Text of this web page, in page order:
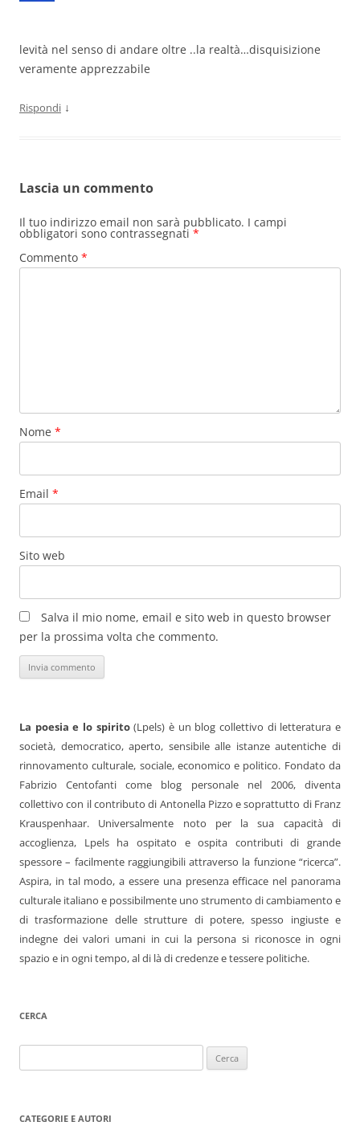
levità nel senso di andare oltre ..la realtà…disquisizione
veramente apprezzabile
Rispondi ↓
Lascia un commento
Il tuo indirizzo email non sarà pubblicato. I campi
obbligatori sono contrassegnati *
Commento *
Nome *
Email *
Sito web
Salva il mio nome, email e sito web in questo browser
per la prossima volta che commento.
La poesia e lo spirito(Lpels) è un blog collettivo di letteratura e
società, democratico, aperto, sensibile alle istanze autentiche di
rinnovamento culturale, sociale, economico e politico. Fondato da
Fabrizio Centofanti come blog personale nel 2006, diventa
collettivo con il contributo di Antonella Pizzo e soprattutto di Franz
Krauspenhaar. Universalmente noto per la sua capacità di
accoglienza, Lpels ha ospitato e ospita contributi di grande
spessore – facilmente raggiungibili attraverso la funzione “ricerca”.
Aspira, in tal modo, a essere una presenza efficace nel panorama
culturale italiano e possibilmente uno strumento di cambiamento e
di trasformazione delle strutture di potere, spesso ingiuste e
indegne dei valori umani in cui la persona si riconosce in ogni
spazio e in ogni tempo, al di là di credenze e tessere politiche.
CERCA
per:
CATEGORIE E AUTORI